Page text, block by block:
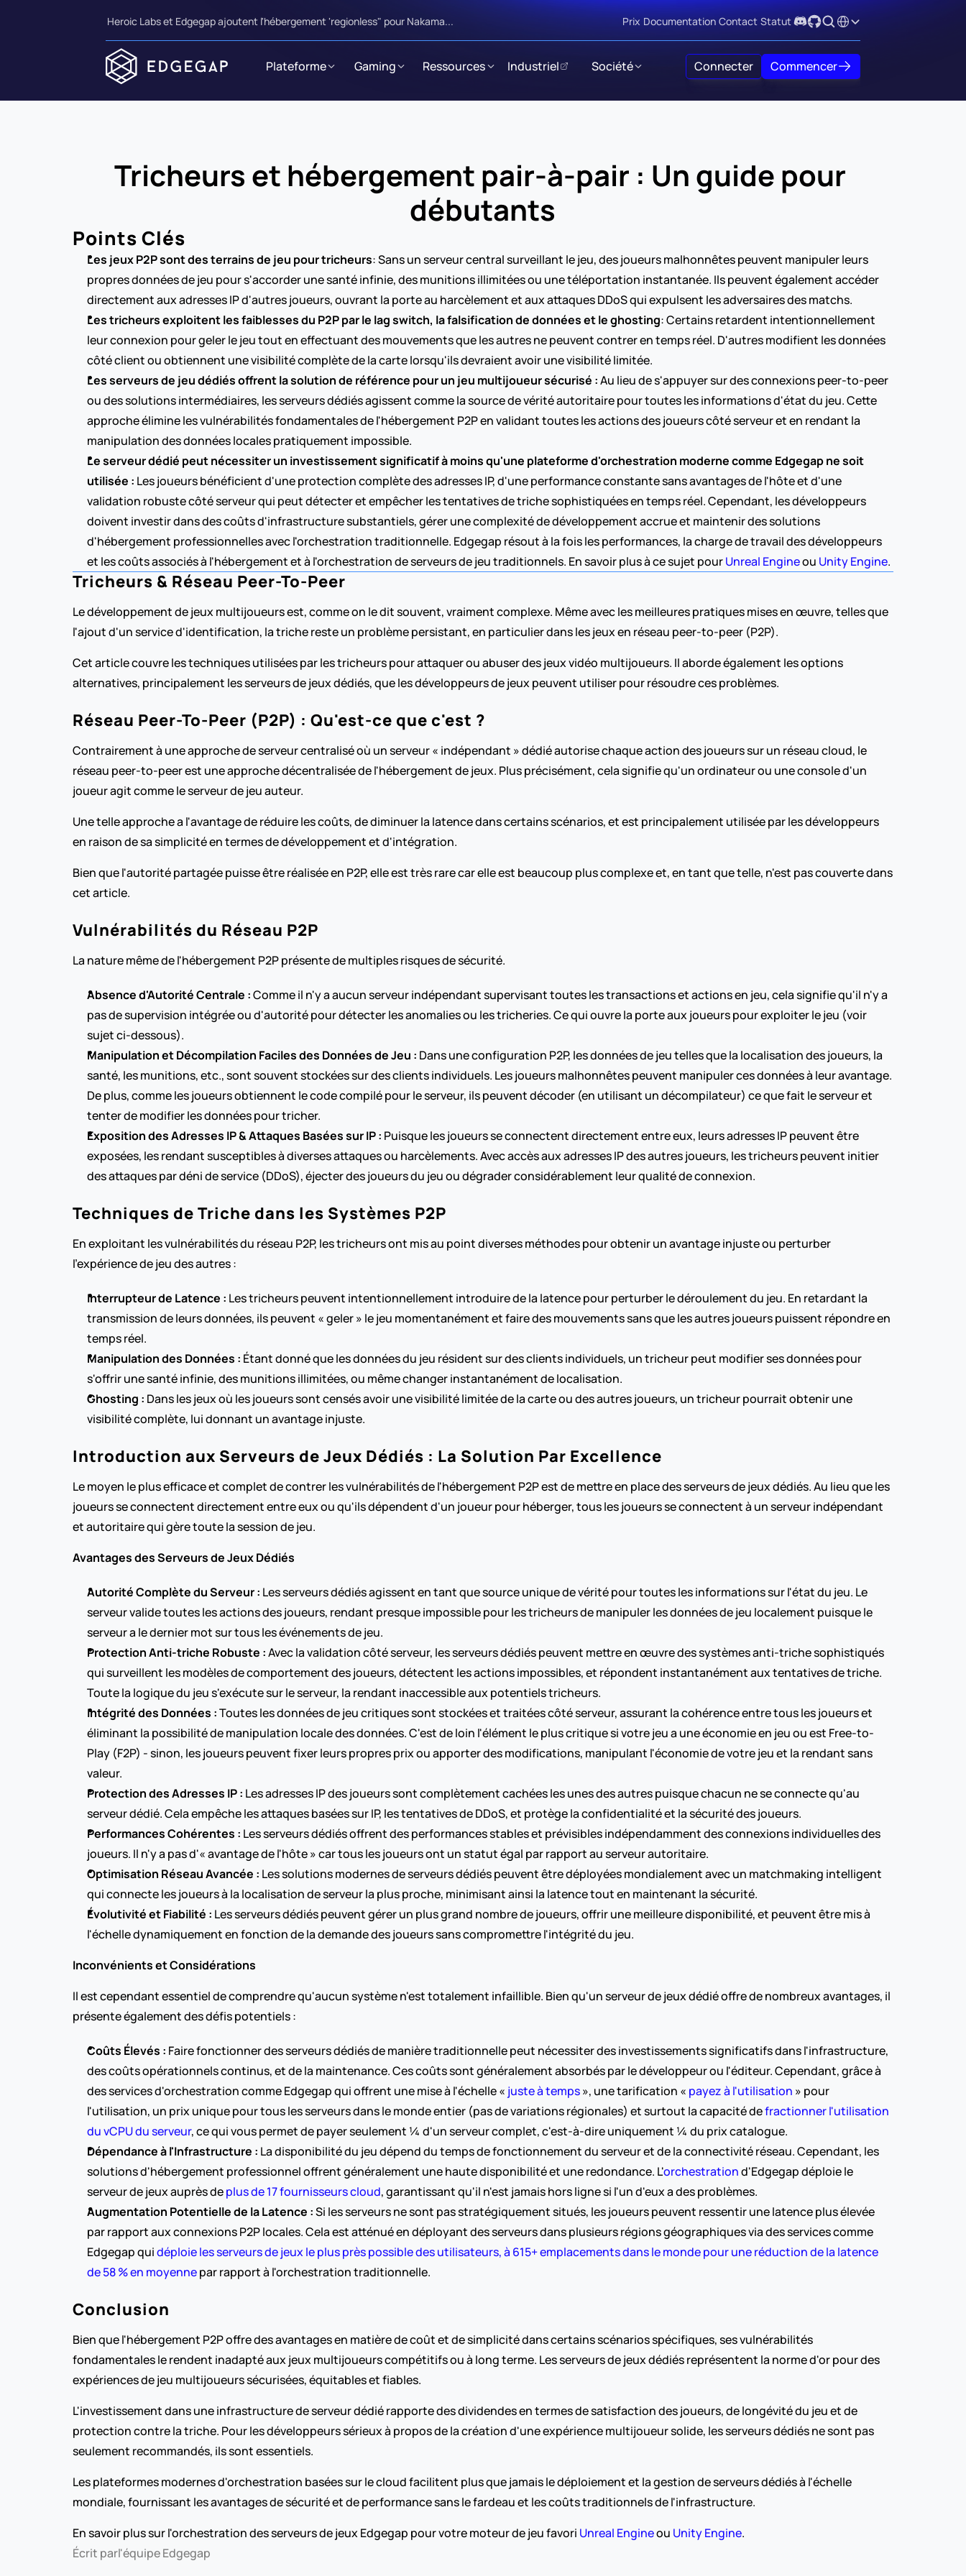
Heroic Labs et Edgegap ajoutent l'hébergement 'regionless" pour Nakama... Prix Documentation Contact Statut Select Language
Plateforme Gaming Ressources Industriel Société Connecter Commencer
Tricheurs et hébergement pair-à-pair : Un guide pour
débutants
Points Clés
Les jeux P2P sont des terrains de jeu pour tricheurs: Sans un serveur central surveillant le jeu, des joueurs malhonnêtes peuvent manipuler leurs
propres données de jeu pour s'accorder une santé infinie, des munitions illimitées ou une téléportation instantanée. Ils peuvent également accéder
directement aux adresses IP d'autres joueurs, ouvrant la porte au harcèlement et aux attaques DDoS qui expulsent les adversaires des matchs.
Les tricheurs exploitent les faiblesses du P2P par le lag switch, la falsification de données et le ghosting: Certains retardent intentionnellement
leur connexion pour geler le jeu tout en effectuant des mouvements que les autres ne peuvent contrer en temps réel. D'autres modifient les données
côté client ou obtiennent une visibilité complète de la carte lorsqu'ils devraient avoir une visibilité limitée.
Les serveurs de jeu dédiés offrent la solution de référence pour un jeu multijoueur sécurisé : Au lieu de s'appuyer sur des connexions peer-to-peer
ou des solutions intermédiaires, les serveurs dédiés agissent comme la source de vérité autoritaire pour toutes les informations d'état du jeu. Cette
approche élimine les vulnérabilités fondamentales de l'hébergement P2P en validant toutes les actions des joueurs côté serveur et en rendant la
manipulation des données locales pratiquement impossible.
Le serveur dédié peut nécessiter un investissement significatif à moins qu'une plateforme d'orchestration moderne comme Edgegap ne soit
utilisée : Les joueurs bénéficient d'une protection complète des adresses IP, d'une performance constante sans avantages de l'hôte et d'une
validation robuste côté serveur qui peut détecter et empêcher les tentatives de triche sophistiquées en temps réel. Cependant, les développeurs
doivent investir dans des coûts d'infrastructure substantiels, gérer une complexité de développement accrue et maintenir des solutions
d'hébergement professionnelles avec l'orchestration traditionnelle. Edgegap résout à la fois les performances, la charge de travail des développeurs
et les coûts associés à l'hébergement et à l'orchestration de serveurs de jeu traditionnels. En savoir plus à ce sujet pour Unreal Engine ou Unity Engine.
Tricheurs & Réseau Peer-To-Peer
Le développement de jeux multijoueurs est, comme on le dit souvent, vraiment complexe. Même avec les meilleures pratiques mises en œuvre, telles que
l'ajout d'un service d'identification, la triche reste un problème persistant, en particulier dans les jeux en réseau peer-to-peer (P2P).
Cet article couvre les techniques utilisées par les tricheurs pour attaquer ou abuser des jeux vidéo multijoueurs. Il aborde également les options
alternatives, principalement les serveurs de jeux dédiés, que les développeurs de jeux peuvent utiliser pour résoudre ces problèmes.
Réseau Peer-To-Peer (P2P) : Qu'est-ce que c'est ?
Contrairement à une approche de serveur centralisé où un serveur « indépendant » dédié autorise chaque action des joueurs sur un réseau cloud, le
réseau peer-to-peer est une approche décentralisée de l'hébergement de jeux. Plus précisément, cela signifie qu'un ordinateur ou une console d'un
joueur agit comme le serveur de jeu auteur.
Une telle approche a l'avantage de réduire les coûts, de diminuer la latence dans certains scénarios, et est principalement utilisée par les développeurs
en raison de sa simplicité en termes de développement et d'intégration.
Bien que l'autorité partagée puisse être réalisée en P2P, elle est très rare car elle est beaucoup plus complexe et, en tant que telle, n'est pas couverte dans
cet article.
Vulnérabilités du Réseau P2P
La nature même de l'hébergement P2P présente de multiples risques de sécurité.
Absence d'Autorité Centrale : Comme il n'y a aucun serveur indépendant supervisant toutes les transactions et actions en jeu, cela signifie qu'il n'y a
pas de supervision intégrée ou d'autorité pour détecter les anomalies ou les tricheries. Ce qui ouvre la porte aux joueurs pour exploiter le jeu (voir
sujet ci-dessous).
Manipulation et Décompilation Faciles des Données de Jeu : Dans une configuration P2P, les données de jeu telles que la localisation des joueurs, la
santé, les munitions, etc., sont souvent stockées sur des clients individuels. Les joueurs malhonnêtes peuvent manipuler ces données à leur avantage.
De plus, comme les joueurs obtiennent le code compilé pour le serveur, ils peuvent décoder (en utilisant un décompilateur) ce que fait le serveur et
tenter de modifier les données pour tricher.
Exposition des Adresses IP & Attaques Basées sur IP : Puisque les joueurs se connectent directement entre eux, leurs adresses IP peuvent être
exposées, les rendant susceptibles à diverses attaques ou harcèlements. Avec accès aux adresses IP des autres joueurs, les tricheurs peuvent initier
des attaques par déni de service (DDoS), éjecter des joueurs du jeu ou dégrader considérablement leur qualité de connexion.
Techniques de Triche dans les Systèmes P2P
En exploitant les vulnérabilités du réseau P2P, les tricheurs ont mis au point diverses méthodes pour obtenir un avantage injuste ou perturber
l'expérience de jeu des autres :
Interrupteur de Latence : Les tricheurs peuvent intentionnellement introduire de la latence pour perturber le déroulement du jeu. En retardant la
transmission de leurs données, ils peuvent « geler » le jeu momentanément et faire des mouvements sans que les autres joueurs puissent répondre en
temps réel.
Manipulation des Données : Étant donné que les données du jeu résident sur des clients individuels, un tricheur peut modifier ses données pour
s'offrir une santé infinie, des munitions illimitées, ou même changer instantanément de localisation.
Ghosting : Dans les jeux où les joueurs sont censés avoir une visibilité limitée de la carte ou des autres joueurs, un tricheur pourrait obtenir une
visibilité complète, lui donnant un avantage injuste.
Introduction aux Serveurs de Jeux Dédiés : La Solution Par Excellence
Le moyen le plus efficace et complet de contrer les vulnérabilités de l'hébergement P2P est de mettre en place des serveurs de jeux dédiés. Au lieu que les
joueurs se connectent directement entre eux ou qu'ils dépendent d'un joueur pour héberger, tous les joueurs se connectent à un serveur indépendant
et autoritaire qui gère toute la session de jeu.
Avantages des Serveurs de Jeux Dédiés
Autorité Complète du Serveur : Les serveurs dédiés agissent en tant que source unique de vérité pour toutes les informations sur l'état du jeu. Le
serveur valide toutes les actions des joueurs, rendant presque impossible pour les tricheurs de manipuler les données de jeu localement puisque le
serveur a le dernier mot sur tous les événements de jeu.
Protection Anti-triche Robuste : Avec la validation côté serveur, les serveurs dédiés peuvent mettre en œuvre des systèmes anti-triche sophistiqués
qui surveillent les modèles de comportement des joueurs, détectent les actions impossibles, et répondent instantanément aux tentatives de triche.
Toute la logique du jeu s'exécute sur le serveur, la rendant inaccessible aux potentiels tricheurs.
Intégrité des Données : Toutes les données de jeu critiques sont stockées et traitées côté serveur, assurant la cohérence entre tous les joueurs et
éliminant la possibilité de manipulation locale des données. C'est de loin l'élément le plus critique si votre jeu a une économie en jeu ou est Free-to-
Play (F2P) - sinon, les joueurs peuvent fixer leurs propres prix ou apporter des modifications, manipulant l'économie de votre jeu et la rendant sans
valeur.
Protection des Adresses IP : Les adresses IP des joueurs sont complètement cachées les unes des autres puisque chacun ne se connecte qu'au
serveur dédié. Cela empêche les attaques basées sur IP, les tentatives de DDoS, et protège la confidentialité et la sécurité des joueurs.
Performances Cohérentes : Les serveurs dédiés offrent des performances stables et prévisibles indépendamment des connexions individuelles des
joueurs. Il n'y a pas d'« avantage de l'hôte » car tous les joueurs ont un statut égal par rapport au serveur autoritaire.
Optimisation Réseau Avancée : Les solutions modernes de serveurs dédiés peuvent être déployées mondialement avec un matchmaking intelligent
qui connecte les joueurs à la localisation de serveur la plus proche, minimisant ainsi la latence tout en maintenant la sécurité.
Évolutivité et Fiabilité : Les serveurs dédiés peuvent gérer un plus grand nombre de joueurs, offrir une meilleure disponibilité, et peuvent être mis à
l'échelle dynamiquement en fonction de la demande des joueurs sans compromettre l'intégrité du jeu.
Inconvénients et Considérations
Il est cependant essentiel de comprendre qu'aucun système n'est totalement infaillible. Bien qu'un serveur de jeux dédié offre de nombreux avantages, il
présente également des défis potentiels :
Coûts Élevés : Faire fonctionner des serveurs dédiés de manière traditionnelle peut nécessiter des investissements significatifs dans l'infrastructure,
des coûts opérationnels continus, et de la maintenance. Ces coûts sont généralement absorbés par le développeur ou l'éditeur. Cependant, grâce à
des services d'orchestration comme Edgegap qui offrent une mise à l'échelle « juste à temps », une tarification « payez à l'utilisation » pour
l'utilisation, un prix unique pour tous les serveurs dans le monde entier (pas de variations régionales) et surtout la capacité de fractionner l'utilisation
du vCPU du serveur, ce qui vous permet de payer seulement ¼ d'un serveur complet, c'est-à-dire uniquement ¼ du prix catalogue.
Dépendance à l'Infrastructure : La disponibilité du jeu dépend du temps de fonctionnement du serveur et de la connectivité réseau. Cependant, les
solutions d'hébergement professionnel offrent généralement une haute disponibilité et une redondance. L'orchestration d'Edgegap déploie le
serveur de jeux auprès de plus de 17 fournisseurs cloud, garantissant qu'il n'est jamais hors ligne si l'un d'eux a des problèmes.
Augmentation Potentielle de la Latence : Si les serveurs ne sont pas stratégiquement situés, les joueurs peuvent ressentir une latence plus élevée
par rapport aux connexions P2P locales. Cela est atténué en déployant des serveurs dans plusieurs régions géographiques via des services comme
Edgegap qui déploie les serveurs de jeux le plus près possible des utilisateurs, à 615+ emplacements dans le monde pour une réduction de la latence
de 58 % en moyenne par rapport à l'orchestration traditionnelle.
Conclusion
Bien que l'hébergement P2P offre des avantages en matière de coût et de simplicité dans certains scénarios spécifiques, ses vulnérabilités
fondamentales le rendent inadapté aux jeux multijoueurs compétitifs ou à long terme. Les serveurs de jeux dédiés représentent la norme d'or pour des
expériences de jeu multijoueurs sécurisées, équitables et fiables.
L'investissement dans une infrastructure de serveur dédié rapporte des dividendes en termes de satisfaction des joueurs, de longévité du jeu et de
protection contre la triche. Pour les développeurs sérieux à propos de la création d'une expérience multijoueur solide, les serveurs dédiés ne sont pas
seulement recommandés, ils sont essentiels.
Les plateformes modernes d'orchestration basées sur le cloud facilitent plus que jamais le déploiement et la gestion de serveurs dédiés à l'échelle
mondiale, fournissant les avantages de sécurité et de performance sans le fardeau et les coûts traditionnels de l'infrastructure.
En savoir plus sur l'orchestration des serveurs de jeux Edgegap pour votre moteur de jeu favori Unreal Engine ou Unity Engine.
Écrit parl'équipe Edgegap